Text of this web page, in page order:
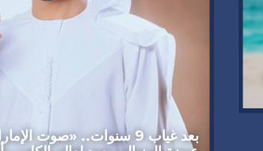
بعد غياب 9 سنوات.. «صوت